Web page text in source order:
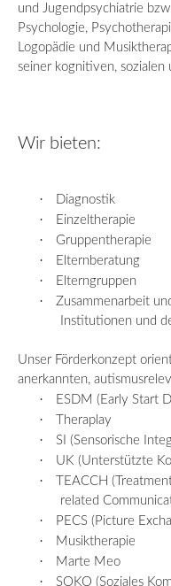
und Jugendpsychiatrie
Psychologie,
Logopädie und
seiner kognitiven,
Wir bieten:
· Diagnostik
· Einzeltherapie
· Gruppentherapie
· Elternberatung
· Elterngruppen
· Zusammenarbeit
Institutionen und
Unser Förderkonzept
anerkannten,
· ESDM (Early Start
· Theraplay
· SI (Sensorische
· UK (Unterstützte
·
TEACCH
related
· PECS (Picture
· Musiktherapie
· Marte Meo
· SOKO (Soziales